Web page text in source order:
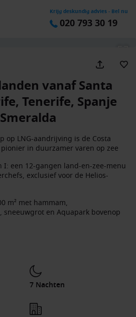
Krijg deskundig advies - Bel nu
020 793 30 19
vanaf Santa
Tenerife, Spanje
op LNG-aandrijving is de Costa
pionier in duurzamer varen op zee
I: een 12-gangen land-en-zee-menu
exclusief voor de Helios-
m² met hammam,
sneeuwgrot en Aquapark bovenop
7 Nachten